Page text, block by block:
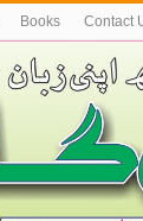
Books Contact